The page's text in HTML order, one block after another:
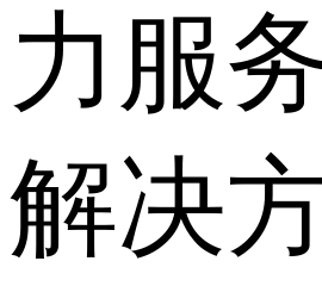
力服
解决